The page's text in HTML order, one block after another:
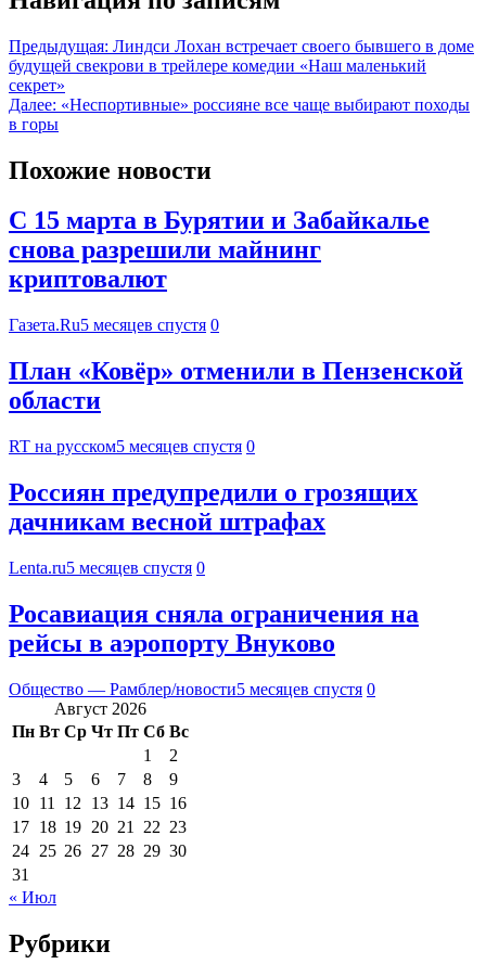
Предыдущая: Линдси Лохан встречает своего бывшего в доме
будущей свекрови в трейлере комедии «Наш маленький
секрет»
Далее: «Неспортивные» россияне все чаще выбирают походы
в горы
Похожие новости
С 15 марта в Бурятии и Забайкалье
снова разрешили майнинг
криптовалют
Газета.Ru5 месяцев спустя 0
План «Ковёр» отменили в Пензенской
области
RT на русском5 месяцев спустя 0
Россиян предупредили о грозящих
дачникам весной штрафах
Lenta.ru5 месяцев спустя 0
Росавиация сняла ограничения на
рейсы в аэропорту Внуково
Общество — Рамблер/новости5 месяцев спустя 0
Август 2026
Пн Вт Ср Чт Пт Сб Вс
1
2
3
4 5 6 7 8
9
10 11 12 13 14 15 16
17 18 19 20 21 22 23
24 25 26 27 28 29 30
31
« Июл
Рубрики